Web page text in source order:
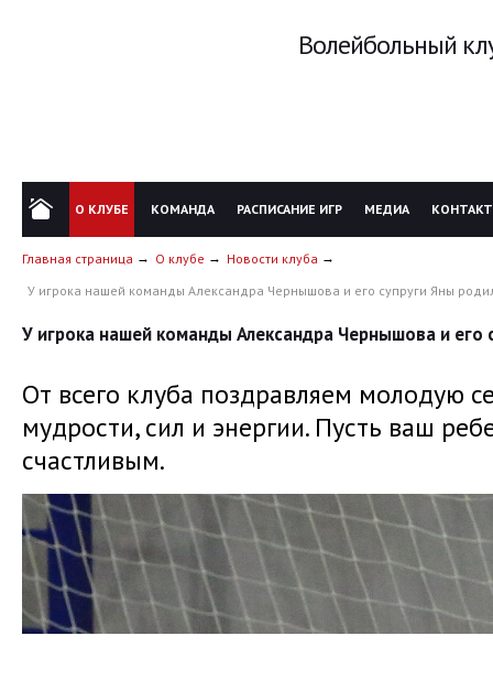
Волейбольный
О КЛУБЕ КОМАНДА РАСПИСАНИЕ ИГР МЕДИА
Главная страница О клубе
Новости клуба
У игрока нашей команды Александра Чернышова и его супруги Яны
У игрока нашей команды Александра Чернышова и его
От всего клуба поздравляем молодую
мудрости, сил и энергии. Пусть ваш
счастливым.